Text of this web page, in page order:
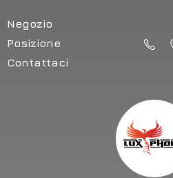
Negozio
Posizione
Contattaci